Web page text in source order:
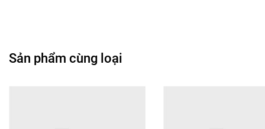
Sản phẩm cùng loại